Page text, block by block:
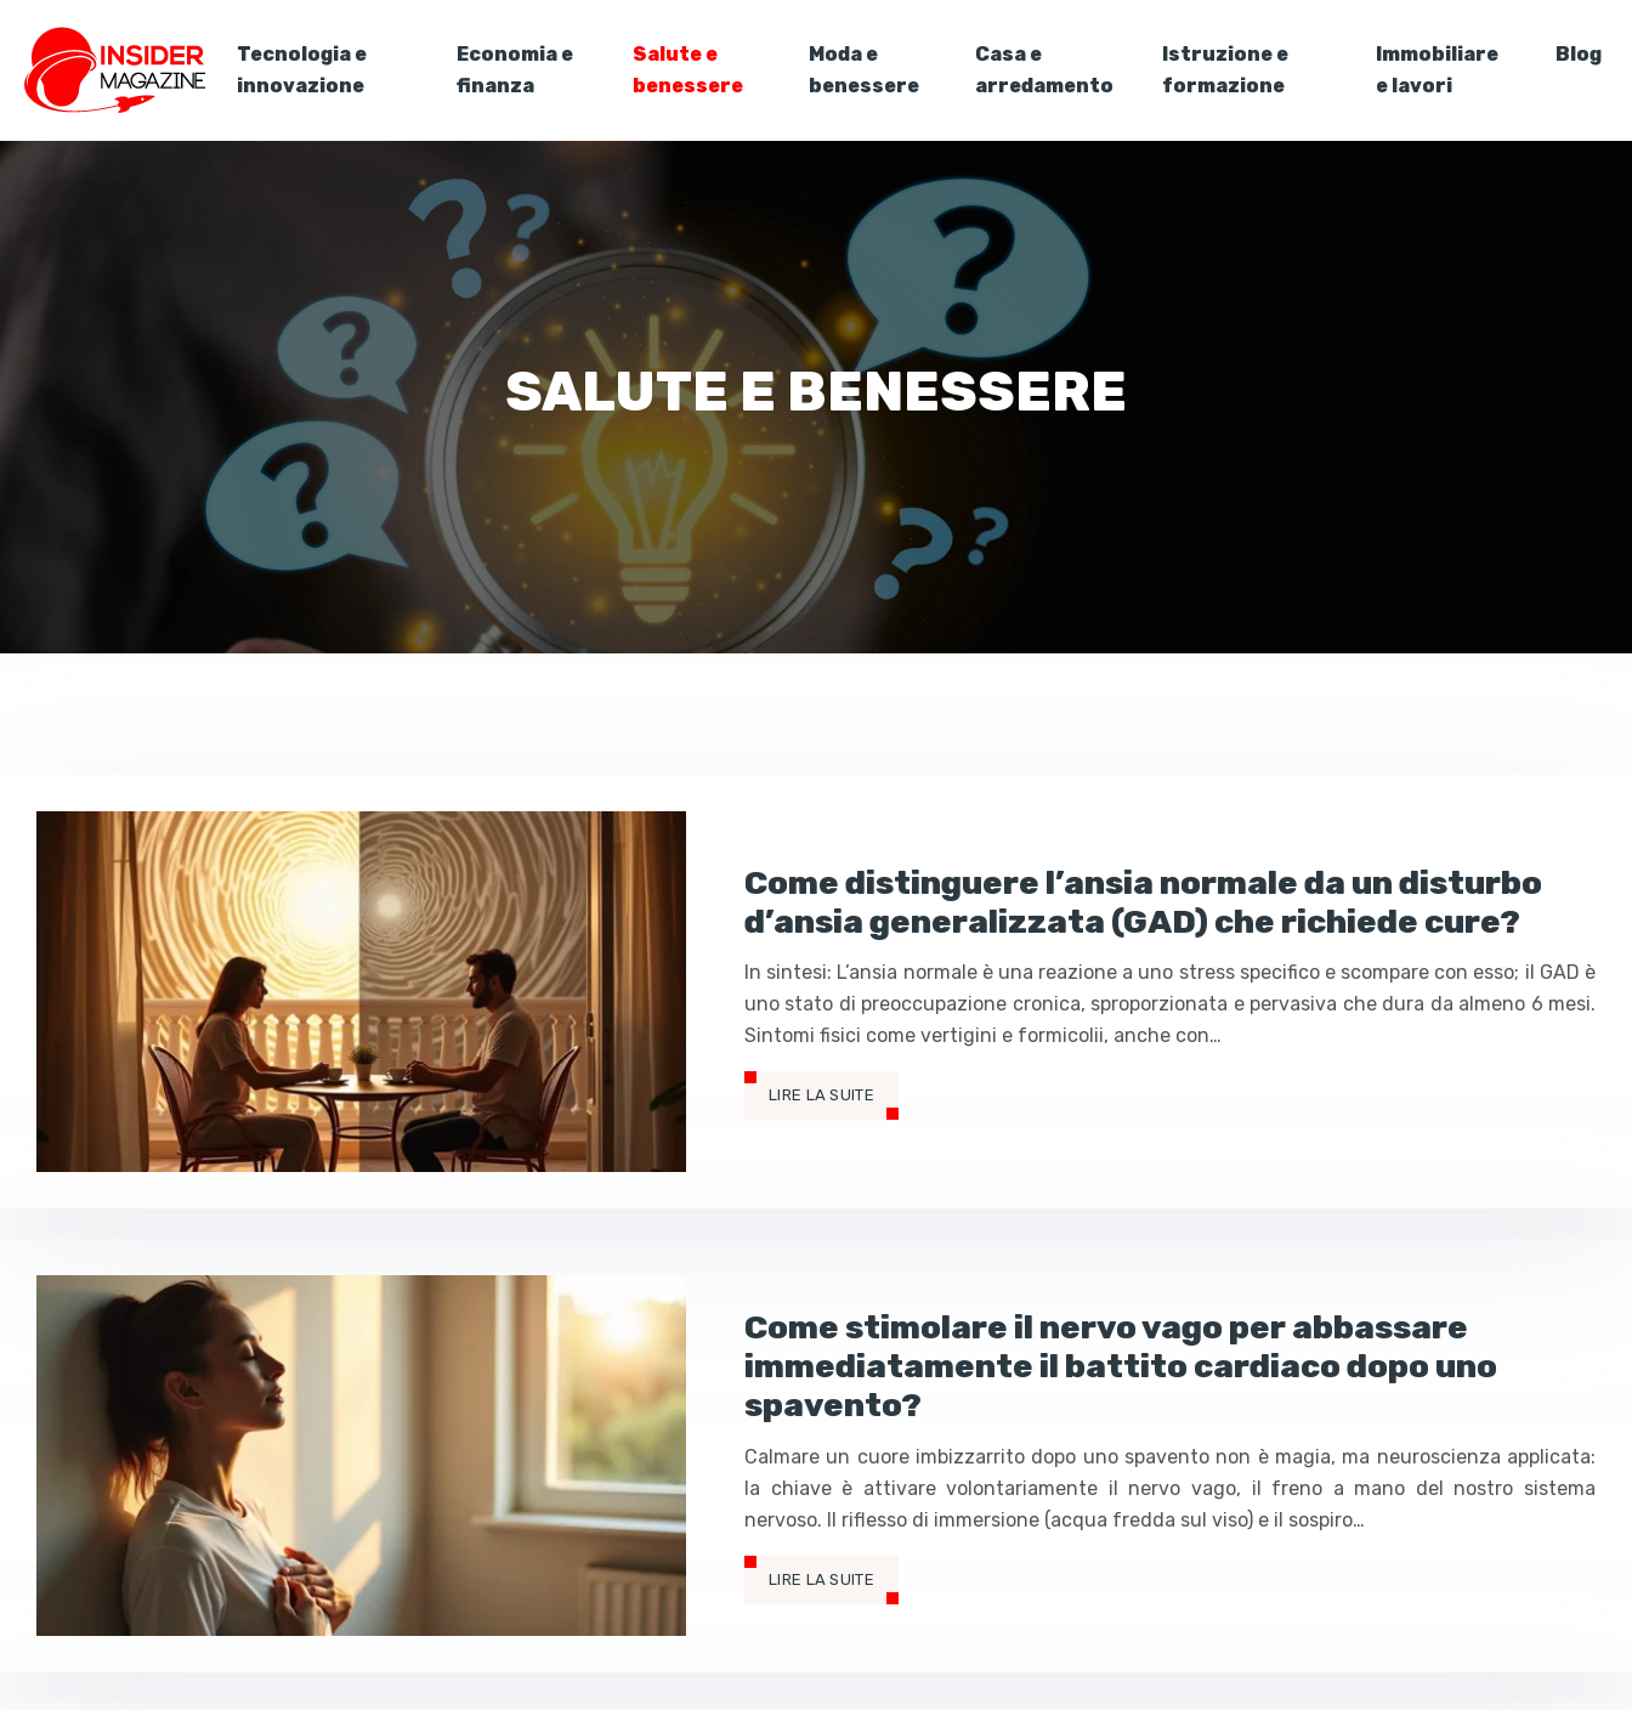
Tecnologia e
innovazione
Economia e
finanza
Salute e
benessere
Moda e
benessere
Casa e
arredamento
Istruzione e
formazione
Immobiliare
e lavori
Blog
SALUTE E BENESSERE
Come distinguere l’ansia normale da un disturbo
d’ansia generalizzata (GAD) che richiede cure?
In sintesi: L’ansia normale è una reazione a uno stress specifico e scompare con esso; il GAD è
uno stato di preoccupazione cronica, sproporzionata e pervasiva che dura da almeno 6 mesi.
Sintomi fisici come vertigini e formicolii, anche con…
LIRE LA SUITE
Come stimolare il nervo vago per abbassare
immediatamente il battito cardiaco dopo uno
spavento?
Calmare un cuore imbizzarrito dopo uno spavento non è magia, ma neuroscienza applicata:
la chiave è attivare volontariamente il nervo vago, il freno a mano del nostro sistema
nervoso. Il riflesso di immersione (acqua fredda sul viso) e il sospiro…
LIRE LA SUITE